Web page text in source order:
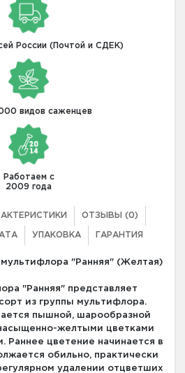
России (Почтой и СДЕК)
видов саженцев
Работаем с
2009 года
ОТЗЫВЫ (0)
УПАКОВКА ГАРАНТИЯ
"Ранняя" (Желтая)
"Ранняя" представляет
из группы мультифлора.
пышной, шарообразной
желтыми цветками
Раннее цветение начинается в
обильно, практически
удалении отцветших